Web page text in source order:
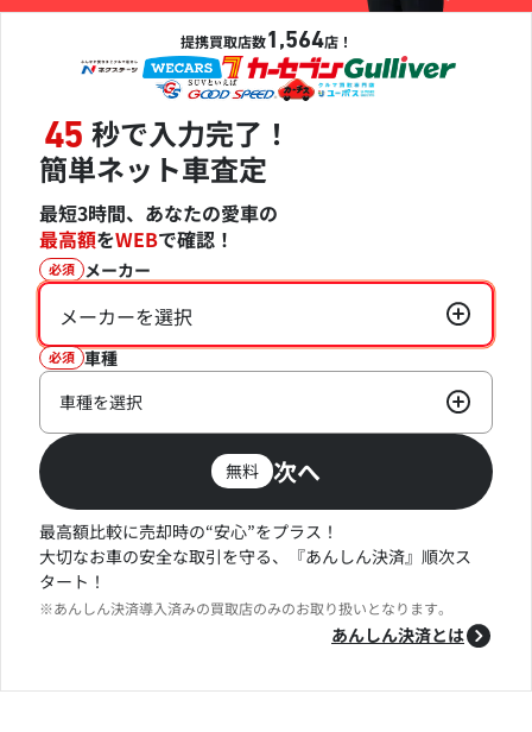
提携買取店数1,564店！
45 秒で入力完了！
簡単ネット車査定
最短3時間、あなたの愛車の
最高額をWEBで確認！
必須 メーカー
メーカーを選択
必須 車種
車種を選択
無料 次へ
最高額比較に売却時の“安心”をプラス！
大切なお車の安全な取引を守る、『あんしん決済』順次ス
タート！
※あんしん決済導入済みの買取店のみのお取り扱いとなります。
あんしん決済とは